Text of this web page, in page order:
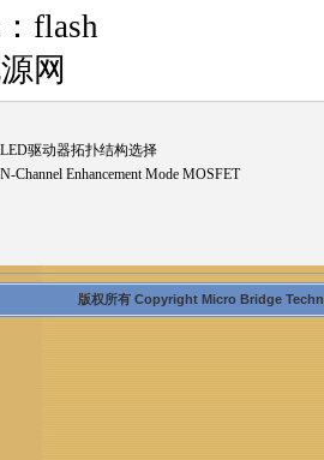
flash
网
驱动器拓扑结构选择
Channel Enhancement Mode MOSFET
版权所有 Copyright Micro Bridge